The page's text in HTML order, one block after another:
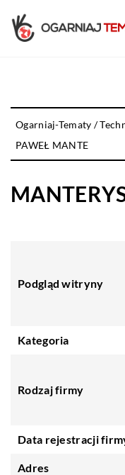
Ogarniaj-Tematy /
PAWEŁ MANTE
Podgląd witryny
Kategoria
Rodzaj firmy
Data rejestracji
Adres